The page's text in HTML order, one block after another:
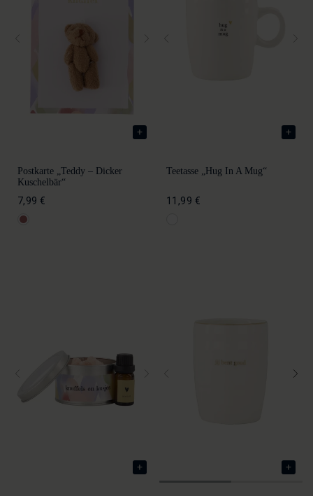
Postkarte „Teddy – Dicker
Kuschelbär“
7,99 €
Teetasse „Hug In A Mug“
11,99 €